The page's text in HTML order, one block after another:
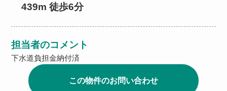
439m 徒歩6分
担当者のコメント
下水道負担金納付済
この物件のお問い合わせ